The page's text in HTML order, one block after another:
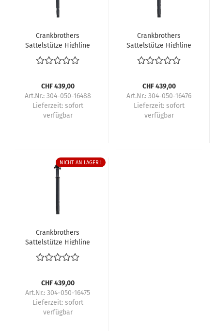
Crankbrothers
Sattelstütze Highline
11
CHF 439,00
Art.Nr.: 304-050-16488
Lieferzeit: sofort
verfügbar
Crankbrothers
Sattelstütze Highline
11
CHF 439,00
Art.Nr.: 304-050-16476
Lieferzeit: sofort
verfügbar
NICHT AN LAGER !
Crankbrothers
Sattelstütze Highline
11
CHF 439,00
Art.Nr.: 304-050-16475
Lieferzeit: sofort
verfügbar